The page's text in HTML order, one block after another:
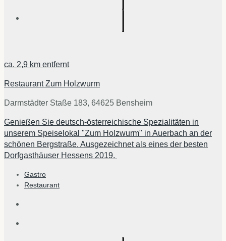
ca. 2,9 km entfernt
Restaurant Zum Holzwurm
Darmstädter Staße 183, 64625 Bensheim
Genießen Sie deutsch-österreichische Spezialitäten in
unserem Speiselokal "Zum Holzwurm" in Auerbach an der
schönen Bergstraße. Ausgezeichnet als eines der besten
Dorfgasthäuser Hessens 2019.
Gastro
Restaurant